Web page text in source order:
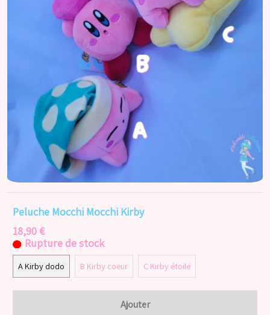
Peluche Mocchi Mocchi Kirby
18,90 €
Rupture de stock
A Kirby dodo B Kirby coeur C Kirby étoile
Ajouter